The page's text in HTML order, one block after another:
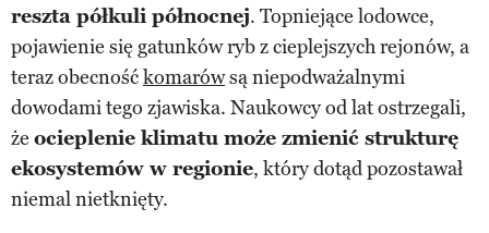
reszta półkuli północnej. Topniejące lodowce,
pojawienie się gatunków ryb z cieplejszych rejonów, a
teraz obecnośćkomarówsą niepodważalnymi
dowodami tego zjawiska. Naukowcy od lat ostrzegali,
że ocieplenie klimatu może zmienić strukturę
ekosystemów w regionie, który dotąd pozostawał
niemal nietknięty.